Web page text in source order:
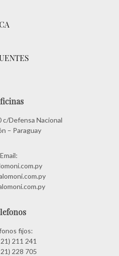
c/Defensa Nacional
– Paraguay
Email:
fijos:
211 241
228 705